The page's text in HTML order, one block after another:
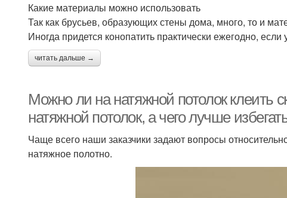
Какие материалы можно использовать
Так как брусьев, образующих стены дома, много, то и
Иногда придется конопатить практически ежегодно,
читать дальше →
Можно ли на натяжной потолок клеить
натяжной потолок, а чего лучше
Чаще всего наши заказчики задают вопросы
натяжное полотно.